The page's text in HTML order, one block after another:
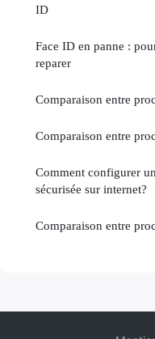
ID
Face ID en panne :
reparer
Comparaison entre
Comparaison entre
Comment configurer
sécurisée sur internet?
Comparaison entre